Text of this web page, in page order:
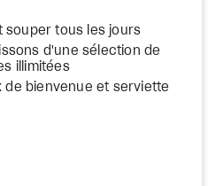
souper tous les jours
d'une sélection de
illimitées
de bienvenue et serviette